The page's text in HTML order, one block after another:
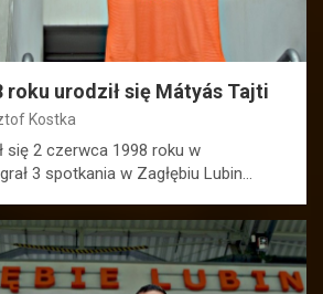
roku urodził się Mátyás Tajti
Kostka
się 2 czerwca 1998 roku w
3 spotkania w Zagłębiu Lubin…